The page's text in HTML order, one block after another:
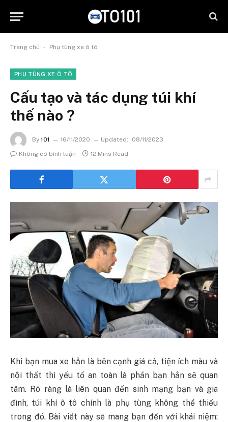
Trang chủ - Phụ tùng xe ô tô
PHỤ TÙNG XE Ô TÔ
Cấu tạo và tác dụng túi khí
thế nào ?
By 101 16/11/2020 Updated:
08/11/2023
Không có bình luận
12 Mins Read
Khi bạn mua xe hẳn là bên cạnh giá cả, tiện ích màu và
nội thất thì yếu tố an toàn là phần bạn hẳn sẽ quan
tâm. Rõ ràng là liên quan đến sinh mạng bạn và gia
đình, túi khí ô tô chính là phụ tùng không thể thiếu
trong đó. Bài viết này sẽ mang bạn đến với khái niệm: